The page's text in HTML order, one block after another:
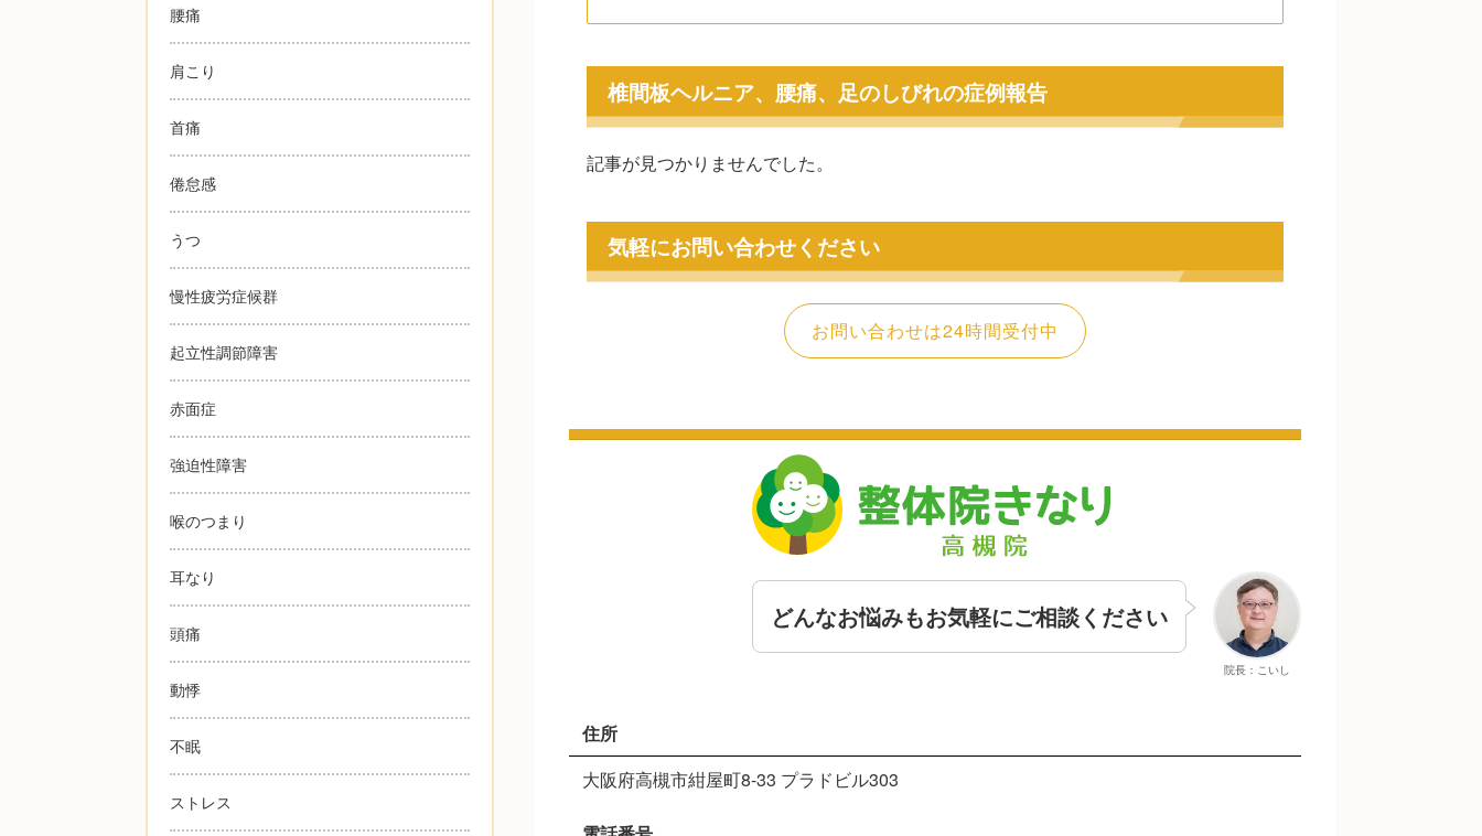
椎間板ヘルニア、腰痛、足のしびれの症例報告
記事が見つかりませんでした。
気軽にお問い合わせください
お問い合わせは24時間受付中
院長：こいし
どんなお悩みもお気軽にご相談ください
住所
大阪府高槻市紺屋町8-33 プラドビル303
腰痛
肩こり
首痛
倦怠感
うつ
慢性疲労症候群
起立性調節障害
赤面症
強迫性障害
喉のつまり
耳なり
頭痛
動悸
不眠
ストレス